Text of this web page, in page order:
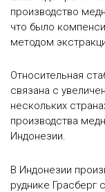
производство
что было
методом
Относительная
связана с
нескольких
производства
Индонезии.
В Индонезии
руднике Грасберг